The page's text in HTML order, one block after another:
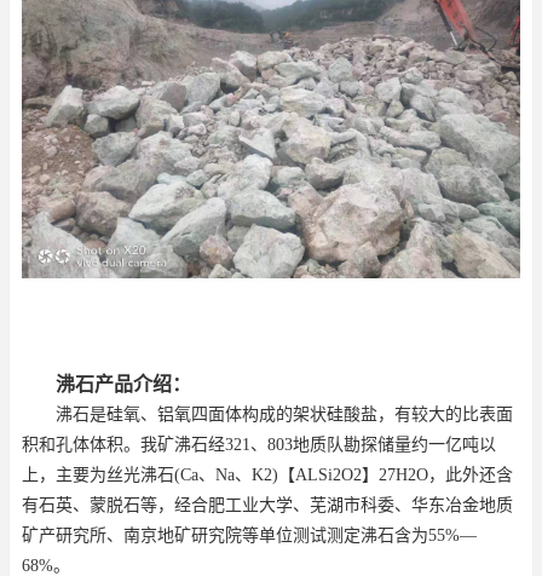
沸石产品介绍：
沸石是硅氧、铝氧四面体构成的架状硅酸盐，有较大的比表面
积和孔体体积。我矿沸石经321 、 803地质队勘探储量约一亿吨以
上，主要为丝光沸石(Ca、 Na、 K2) 【ALSi2O2】 27H2O，此外还含
有石英、蒙脱石等，经合肥工业大学、芜湖市科委、华东冶金地质
矿产研究所、南京地矿研究院等单位测试测定沸石含为55%—
68%。